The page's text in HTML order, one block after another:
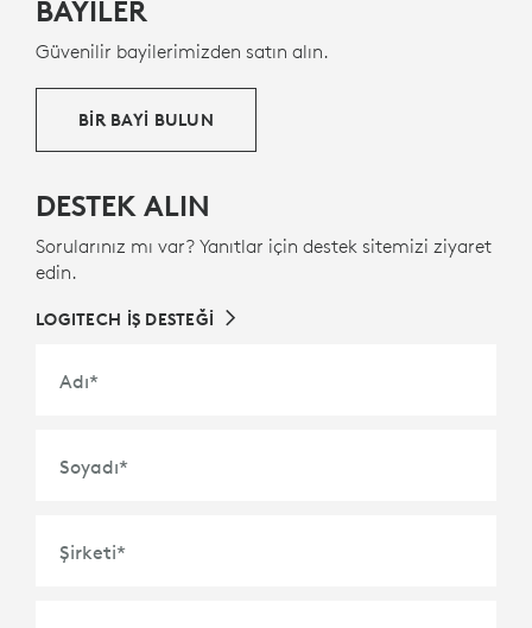
ayak izimizi azaltmaya yardımcı olmak amacıyla en
az %58 oranında tüketici sonrası geri dönüştürülen
GERİ DÖNÜŞTÜRÜLMÜŞ PLASTİK HAKKINDA
BAYİLER
Güvenilir bayilerimizden satın alın.
BİR BAYİ BULUN
DESTEK ALIN
Sorularınız mı var? Yanıtlar için destek sitemizi ziyaret
edin.
LOGITECH İŞ DESTEĞİ
Adı*
Soyadı*
Şirketi*